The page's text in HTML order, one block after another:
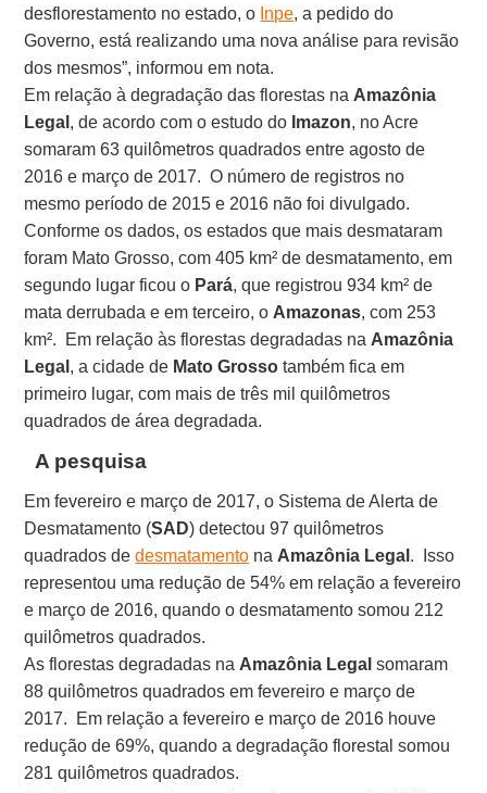
desflorestamento no estado, o Inpe, a pedido do
Governo, está realizando uma nova análise para revisão
dos mesmos”, informou em nota.
Em relação à degradação das florestas na Amazônia
Legal , de acordo com o estudo do Imazon, no Acre
somaram 63 quilômetros quadrados entre agosto de
2016 e março de 2017. O número de registros no
mesmo período de 2015 e 2016 não foi divulgado.
Conforme os dados, os estados que mais desmataram
foram Mato Grosso, com 405 km² de desmatamento, em
segundo lugar ficou o Pará, que registrou 934 km² de
mata derrubada e em terceiro, o Amazonas, com 253
km². Em relação às florestas degradadas na Amazônia
Legal , a cidade de Mato Grosso também fica em
primeiro lugar, com mais de três mil quilômetros
quadrados de área degradada.
A pesquisa
Em fevereiro e março de 2017, o Sistema de Alerta de
Desmatamento (SAD) detectou 97 quilômetros
quadrados dedesmatamento na Amazônia Legal . Isso
representou uma redução de 54% em relação a fevereiro
e março de 2016, quando o desmatamento somou 212
quilômetros quadrados.
As florestas degradadas na Amazônia Legal somaram
88 quilômetros quadrados em fevereiro e março de
2017. Em relação a fevereiro e março de 2016 houve
redução de 69%, quando a degradação florestal somou
281 quilômetros quadrados.